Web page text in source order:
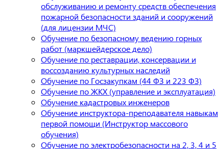
обслуживанию и ремонту средств обеспечения
пожарной безопасности зданий и сооружений
(для лицензии МЧС)
Обучение по безопасному ведению горных
работ (маркшейдерское дело)
Обучение по реставрации, консервации и
воссозданию культурных наследий
Обучение по Госзакупкам (44 ФЗ и 223 ФЗ)
Обучение по ЖКХ (управление и эксплуатация)
Обучение кадастровых инженеров
Обучение инструктора-преподавателя навыкам
первой помощи (Инструктор массового
обучения)
Обучение по электробезопасности на 2, 3, 4 и 5